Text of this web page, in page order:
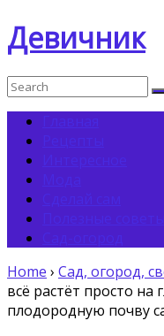
Девичник
Home › Сад, огород,
всё растёт просто на
плодородную почву